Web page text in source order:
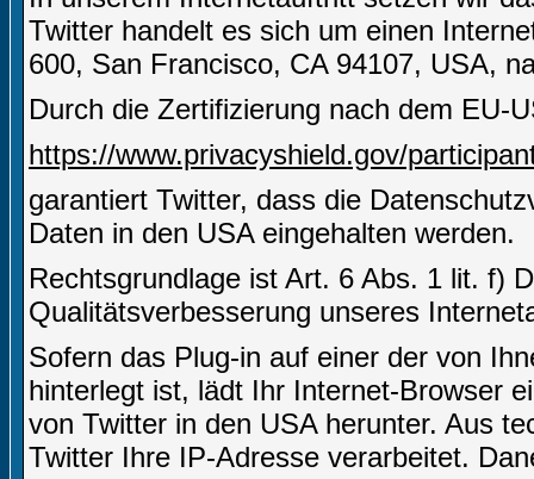
Twitter handelt es sich um einen
600, San Francisco, CA 94107, USA,
Durch die Zertifizierung nach dem EU-
https://www.privacyshield.gov/
garantiert Twitter, dass die
Daten in den USA eingehalten werden.
Rechtsgrundlage ist Art. 6 Abs. 1 lit. f)
Qualitätsverbesserung unseres
Sofern das Plug-in auf einer der von
hinterlegt ist, lädt Ihr Internet-Browser
von Twitter in den USA herunter. Aus
Twitter Ihre IP-Adresse verarbeitet.